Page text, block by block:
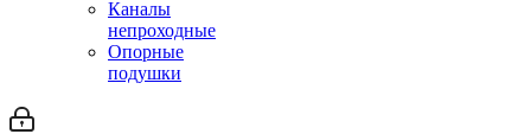
Каналы
непроходные
Опорные
подушки